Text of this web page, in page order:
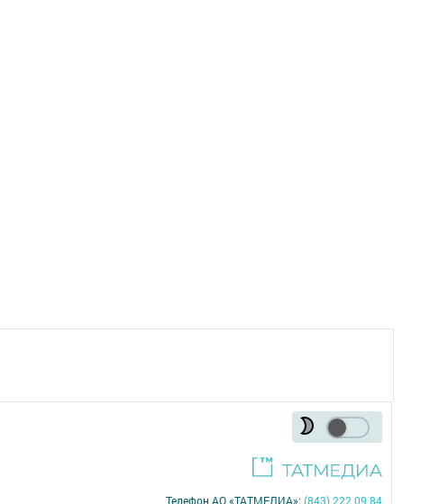
Телефон АО «ТАТМЕДИА»:(843) 222 09 84